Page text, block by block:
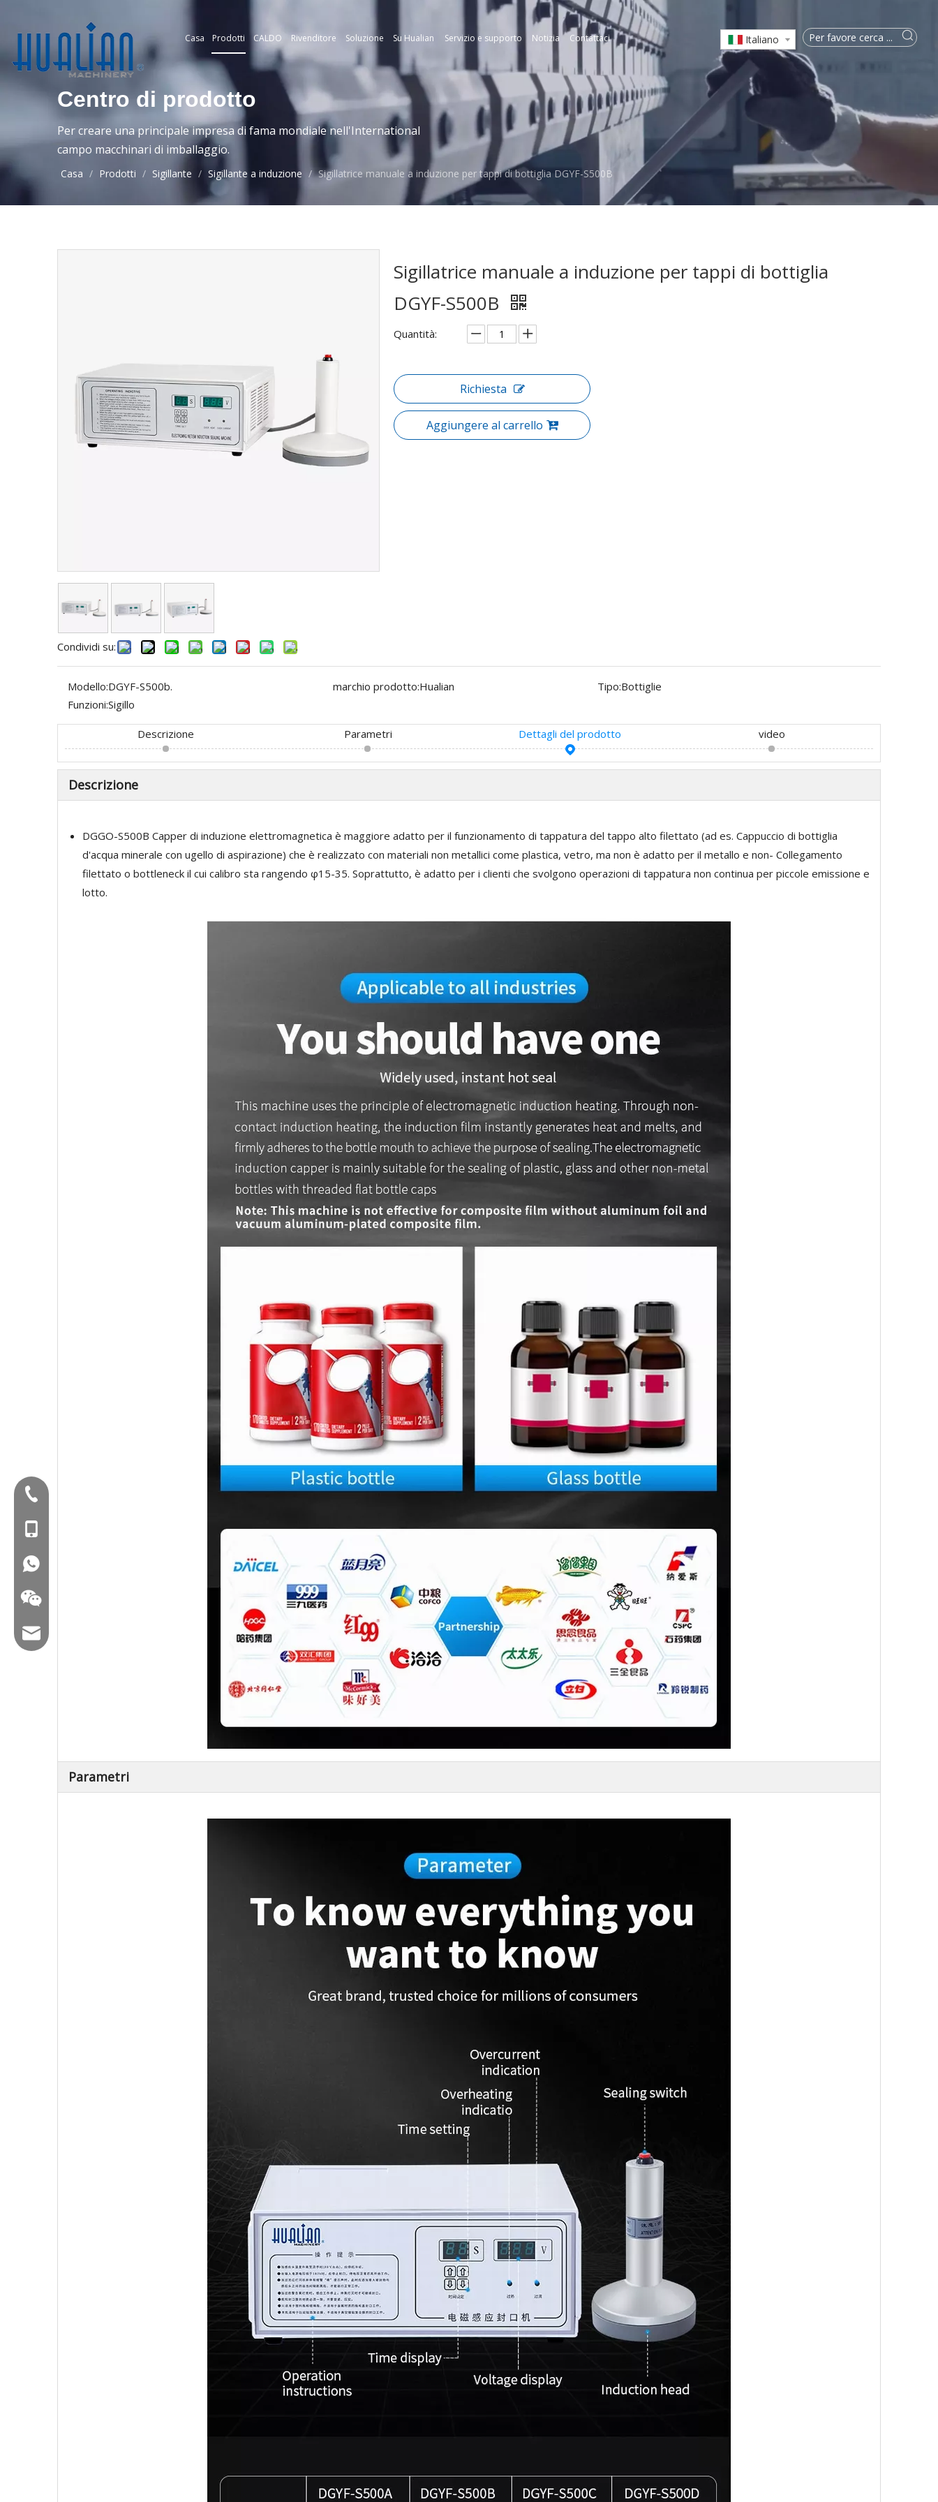
Casa Prodotti CALDO Rivenditore Soluzione Su Hualian Servizio e supporto Notizia Contattaci Italiano
Centro di prodotto
Per creare una principale impresa di fama mondiale nell'International
campo macchinari di imballaggio.
Casa / Prodotti / Sigillante / Sigillante a induzione / Sigillatrice manuale a induzione per tappi di bottiglia DGYF-S500B
Condividi su:
Sigillatrice manuale a induzione per tappi di bottiglia
DGYF-S500B
Quantità:
Richiesta
Aggiungere al carrello
Modello:DGYF-S500b. marchio prodotto:Hualian Tipo:Bottiglie
Funzioni:Sigillo
Descrizione Parametri Dettagli del prodotto video
Descrizione
DGGO-S500B Capper di induzione elettromagnetica è maggiore adatto per il funzionamento di tappatura del tappo alto filettato (ad es. Cappuccio di bottiglia
d'acqua minerale con ugello di aspirazione) che è realizzato con materiali non metallici come plastica, vetro, ma non è adatto per il metallo e non- Collegamento
filettato o bottleneck il cui calibro sta rangendo φ15-35. Soprattutto, è adatto per i clienti che svolgono operazioni di tappatura non continua per piccole emissione e
lotto.
Parametri